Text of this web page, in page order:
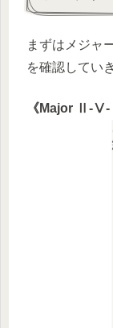
まずはメジャ
を確認してい
《Major Ⅱ-Ⅴ-